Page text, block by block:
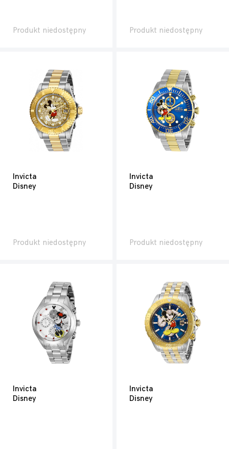
Produkt niedostępny Produkt niedostępny
Invicta
Disney
Produkt niedostępny
Invicta
Disney
Produkt niedostępny
Invicta
Disney
Invicta
Disney